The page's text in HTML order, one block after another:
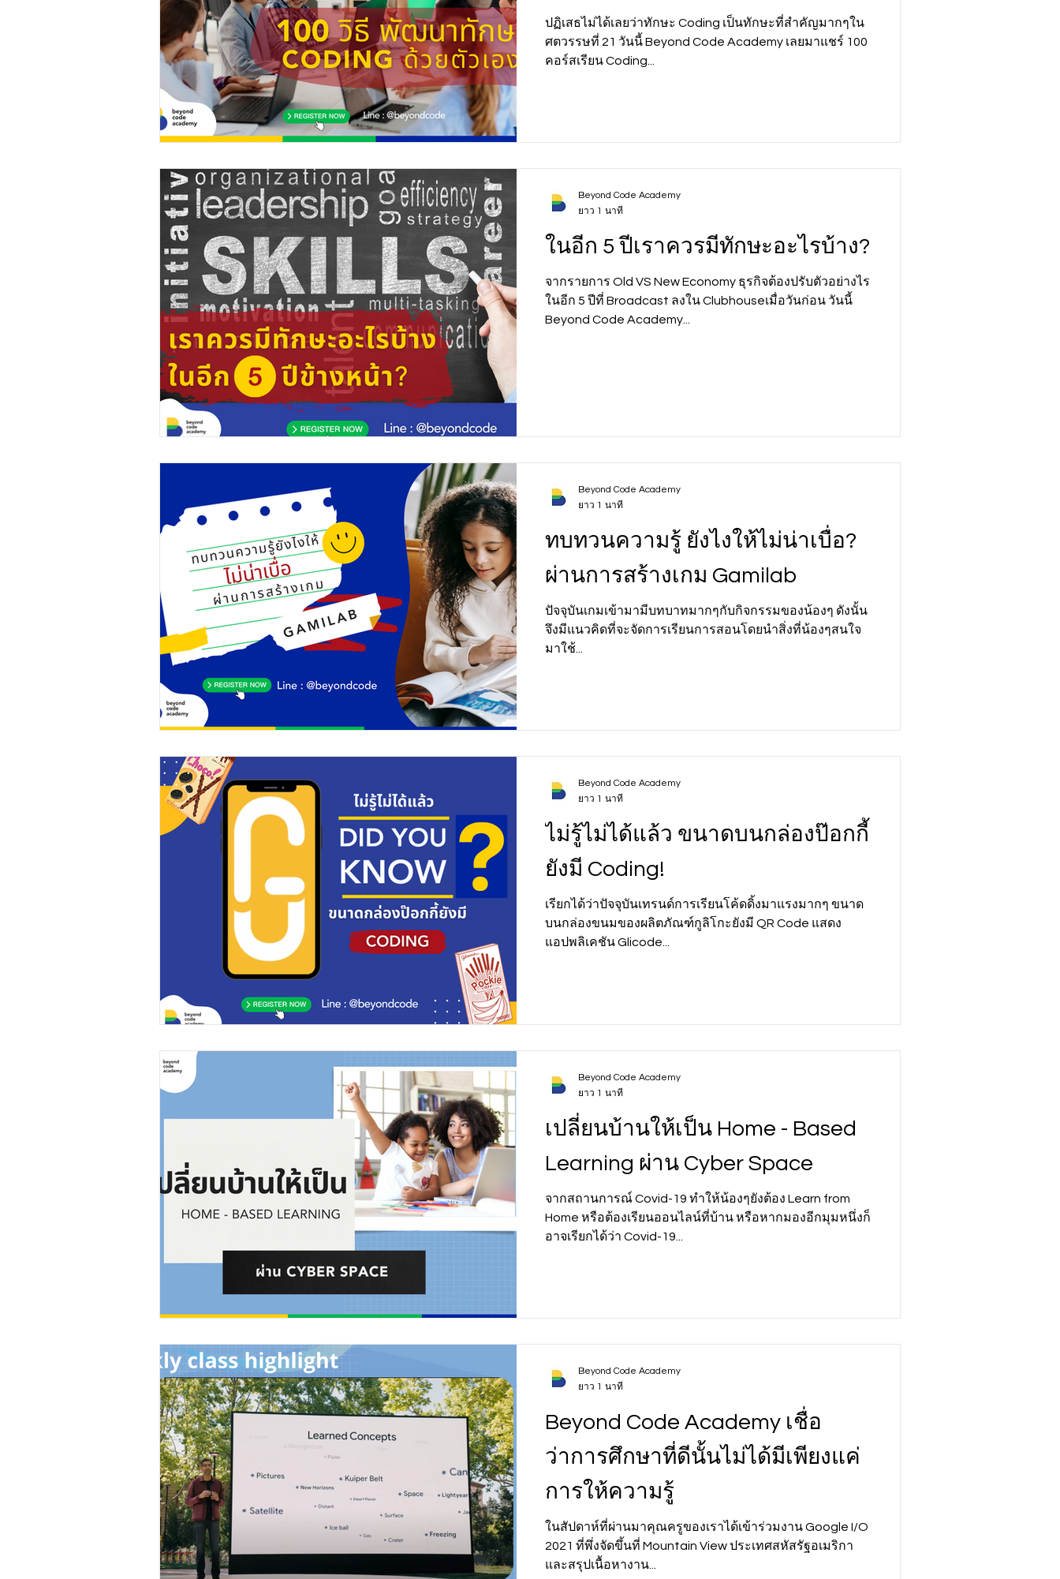
ปฏิเสธไม่ได้เลยว่าทักษะ Coding เป็นทักษะที่สำคัญมากๆใน
ศตวรรษที่ 21 วันนี้ Beyond Code Academy เลยมาแชร์ 100
คอร์สเรียน Coding...
ในอีก 5 ปีเราควรมีทักษะอะไรบ้าง?
จากรายการ Old VS New Economy ธุรกิจต้องปรับตัวอย่างไร
ในอีก 5 ปีที่ Broadcast ลงใน Clubhouseเมื่อวันก่อน วันนี้
Beyond Code Academy...
Beyond Code Academy
ยาว 1 นาที
ทบทวนความรู้ ยังไงให้ไม่น่าเบื่อ?
ผ่านการสร้างเกม Gamilab
ปัจจุบันเกมเข้ามามีบทบาทมากๆกับกิจกรรมของน้องๆ ดังนั้น
จึงมีแนวคิดที่จะจัดการเรียนการสอนโดยนำสิ่งที่น้องๆสนใจ
มาใช้...
Beyond Code Academy
ยาว 1 นาที
ไม่รู้ไม่ได้แล้ว ขนาดบนกล่องป๊อกกี้
ยังมี Coding!
เรียกได้ว่าปัจจุบันเทรนด์การเรียนโค้ดดิ้งมาแรงมากๆ ขนาด
บนกล่องขนมของผลิตภัณฑ์กูลิโกะยังมี QR Code แสดง
แอปพลิเคชัน Glicode...
Beyond Code Academy
ยาว 1 นาที
เปลี่ยนบ้านให้เป็น Home - Based
Learning ผ่าน Cyber Space
จากสถานการณ์ Covid-19 ทำให้น้องๆยังต้อง Learn from
Home หรือต้องเรียนออนไลน์ที่บ้าน หรือหากมองอีกมุมหนึ่งก็
อาจเรียกได้ว่า Covid-19...
Beyond Code Academy
ยาว 1 นาที
Beyond Code Academy เชื่อ
ว่าการศึกษาที่ดีนั้นไม่ได้มีเพียงแค่
การให้ความรู้
ในสัปดาห์ที่ผ่านมาคุณครูของเราได้เข้าร่วมงาน Google I/O
2021 ที่พึ่งจัดขึ้นที่ Mountain View ประเทศสหัสรัฐอเมริกา
และสรุปเนื้อหางาน...
Beyond Code Academy
ยาว 1 นาที